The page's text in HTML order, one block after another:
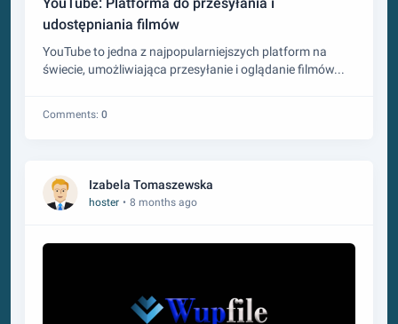
udostępniania filmów
YouTube to jedna z najpopularniejszych platform na
świecie, umożliwiająca przesyłanie i oglądanie filmów...
Comments: 0
Izabela Tomaszewska
hoster • 8 months ago